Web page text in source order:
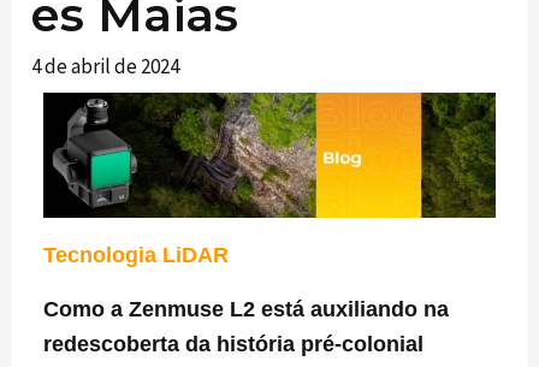
es Maias
4 de abril de 2024
Tecnologia LiDAR
Como a Zenmuse L2 está auxiliando na
redescoberta da história pré-colonial